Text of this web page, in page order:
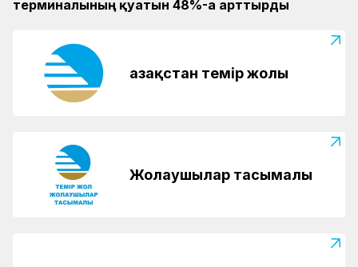
терминалының қуатын 48%-ға арттырды
Қазақстан темір жолы
Жолаушылар тасымалы